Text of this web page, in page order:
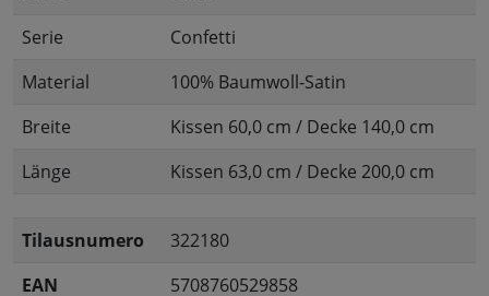
Serie
Confetti
Material
100% Baumwoll-Satin
Breite
Kissen 60,0 cm / Decke 140,0 cm
Länge
Kissen 63,0 cm / Decke 200,0 cm
Tilausnumero
322180
EAN
5708760529858